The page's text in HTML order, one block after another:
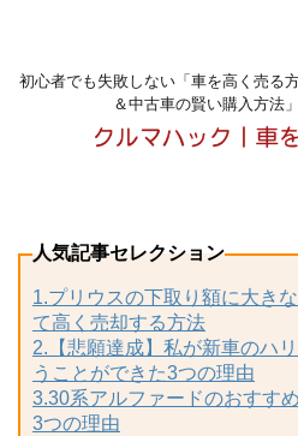
初心者でも失敗しない「車を高く売る
＆中古車の賢い購入方法
人気記事セレクション
1.プリウスの下取り額に大き
て高く売却する方法
2.【悲願達成】私が新車のハ
うことができた3つの理由
3.30系アルファードのおすす
3つの理由